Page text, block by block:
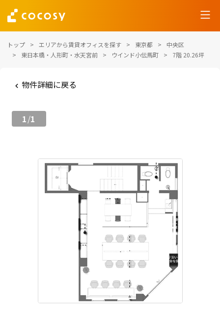
トップ エリアから賃貸オフィスを探す 東京都
中央区
東日本橋・人形町・水天宮前
ウインド小伝馬町 7階 20.26坪
物件詳細に戻る
1/1